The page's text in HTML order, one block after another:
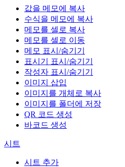
값을 메모에 복사
수식을 메모에 복사
메모를 셀로 복사
메모를 셀로 이동
메모 표시/숨기기
표시기 표시/숨기기
작성자 표시/숨기기
이미지 삽입
이미지를 개체로 복사
이미지를 폴더에 저장
QR 코드 생성
바코드 생성
시트
시트 추가